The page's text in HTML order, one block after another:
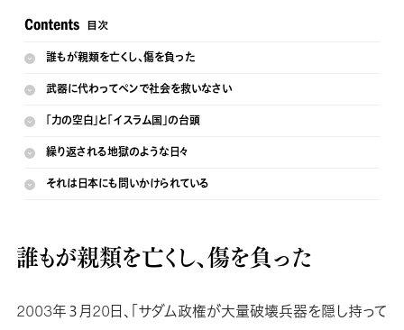
誰もが親類を亡くし、傷を負った
武器に代わってペンで社会を救いなさい
「力の空白」と「イスラム国」の台頭
繰り返される地獄のような日々
それは日本にも問いかけられている
誰もが親類を亡くし、傷を負った
2003年３月20日、「サダム政権が大量破壊兵器を隠し持って